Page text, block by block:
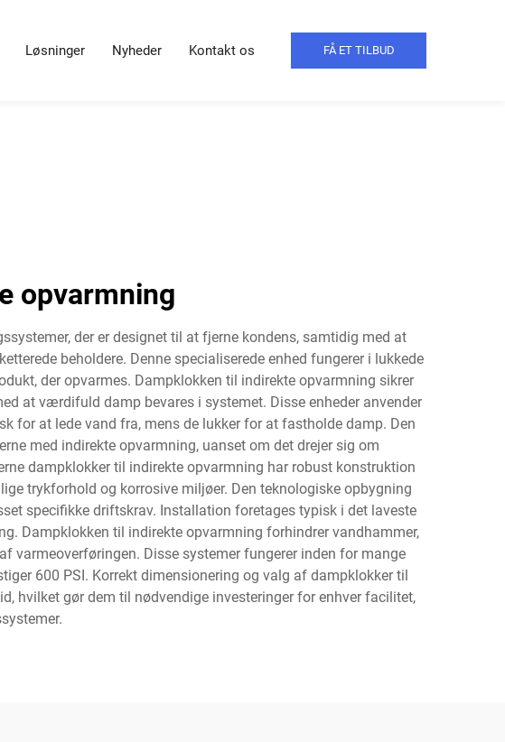
Løsninger Nyheder Kontakt os FÅ ET TILBUD
opvarmning
der er designet til at fjerne kondens, samtidig med at
beholdere. Denne specialiserede enhed fungerer i lukkede
der opvarmes. Dampklokken til indirekte opvarmning sikrer
at værdifuld damp bevares i systemet. Disse enheder anvender
for at lede vand fra, mens de lukker for at fastholde damp. Den
med indirekte opvarmning, uanset om det drejer sig om
dampklokker til indirekte opvarmning har robust konstruktion
trykforhold og korrosive miljøer. Den teknologiske opbygning
specifikke driftskrav. Installation foretages typisk i det laveste
Dampklokken til indirekte opvarmning forhindrer vandhammer,
varmeoverføringen. Disse systemer fungerer inden for mange
600 PSI. Korrekt dimensionering og valg af dampklokker til
hvilket gør dem til nødvendige investeringer for enhver facilitet,